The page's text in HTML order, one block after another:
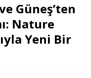
Güneş’ten
Nature
Yeni Bir